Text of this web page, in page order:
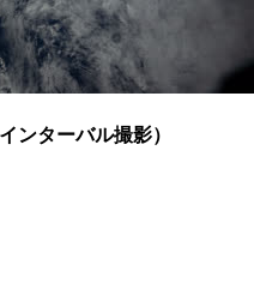
ンターバル撮影）